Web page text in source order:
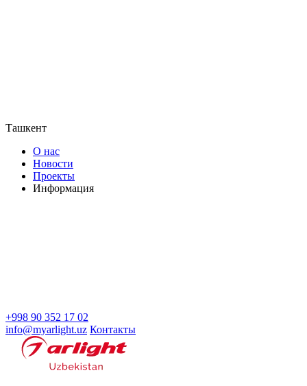
Ташкент
О нас
Новости
Проекты
Информация
+998 90 352 17 02
info@myarlight.uz Контакты